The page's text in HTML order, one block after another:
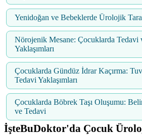
Yenidoğan ve Bebeklerde Ürolojik
Nörojenik Mesane: Çocuklarda Tedavi
Yaklaşımları
Çocuklarda Gündüz İdrar Kaçırma:
Tedavi Yaklaşımları
Çocuklarda Böbrek Taşı Oluşumu:
ve Tedavi
İşteBuDoktor'da Çocuk